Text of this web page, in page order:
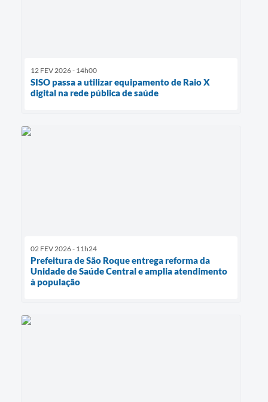
12 FEV 2026 - 14h00
SISO passa a utilizar equipamento de Raio X
digital na rede pública de saúde
02 FEV 2026 - 11h24
Prefeitura de São Roque entrega reforma da
Unidade de Saúde Central e amplia atendimento
à população